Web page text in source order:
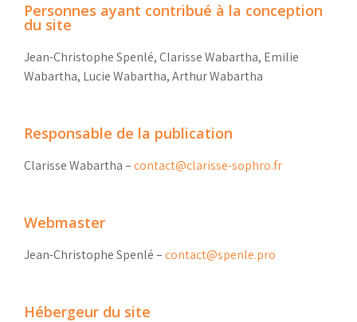
Personnes ayant contribué à la conception
du site
Jean-Christophe Spenlé, Clarisse Wabartha, Emilie
Wabartha, Lucie Wabartha, Arthur Wabartha
Responsable de la publication
Clarisse Wabartha –contact@clarisse-sophro.fr
Webmaster
Jean-Christophe Spenlé –contact@spenle.pro
Hébergeur du site